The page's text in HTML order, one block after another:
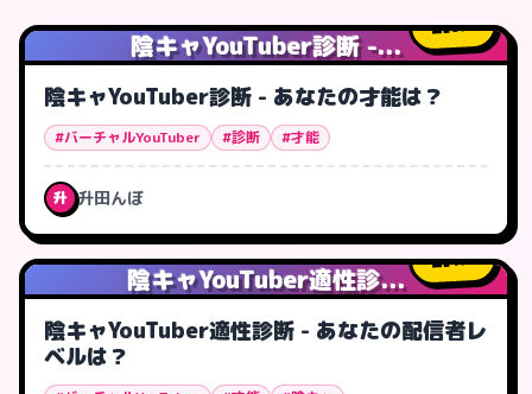
陰キャYouTuber診断 -...
0人
陰キャYouTuber診断 - あなたの才能は？
#バーチャルYouTuber #診断 #才能
升 升田んぼ
陰キャYouTuber適性診...
1人
陰キャYouTuber適性診断 - あなたの配信者レ
ベルは？